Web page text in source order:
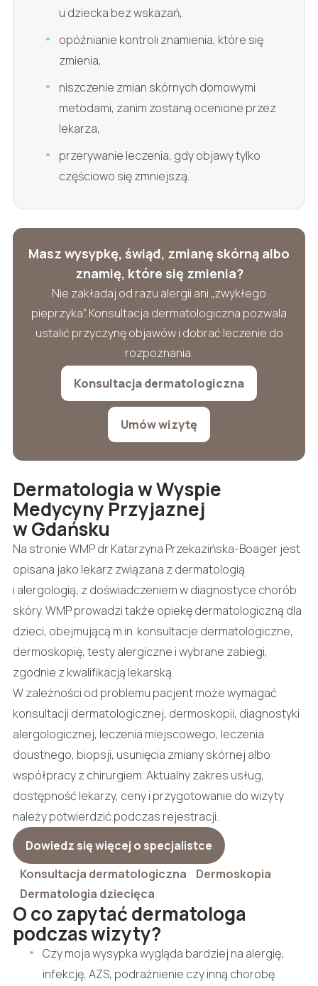
u dziecka bez wskazań,
opóźnianie kontroli znamienia, które się
zmienia,
niszczenie zmian skórnych domowymi
metodami, zanim zostaną ocenione przez
lekarza,
przerywanie leczenia, gdy objawy tylko
częściowo się zmniejszą.
Masz wysypkę, świąd, zmianę skórną albo
znamię, które się zmienia?
Nie zakładaj od razu alergii ani „zwykłego
pieprzyka”. Konsultacja dermatologiczna pozwala
ustalić przyczynę objawów i dobrać leczenie do
rozpoznania.
Konsultacja dermatologiczna
Umów wizytę
Dermatologia w Wyspie
Medycyny Przyjaznej
w Gdańsku
Na stronie WMP dr Katarzyna Przekazińska-Boager jest
opisana jako lekarz związana z dermatologią
i alergologią, z doświadczeniem w diagnostyce chorób
skóry. WMP prowadzi także opiekę dermatologiczną dla
dzieci, obejmującą m.in. konsultacje dermatologiczne,
dermoskopię, testy alergiczne i wybrane zabiegi,
zgodnie z kwalifikacją lekarską.
W zależności od problemu pacjent może wymagać
konsultacji dermatologicznej, dermoskopii, diagnostyki
alergologicznej, leczenia miejscowego, leczenia
doustnego, biopsji, usunięcia zmiany skórnej albo
współpracy z chirurgiem. Aktualny zakres usług,
dostępność lekarzy, ceny i przygotowanie do wizyty
należy potwierdzić podczas rejestracji.
Dowiedz się więcej o specjalistce
Konsultacja dermatologiczna
Dermoskopia
Dermatologia dziecięca
O co zapytać dermatologa
podczas wizyty?
Czy moja wysypka wygląda bardziej na alergię,
infekcję, AZS, podrażnienie czy inną chorobę